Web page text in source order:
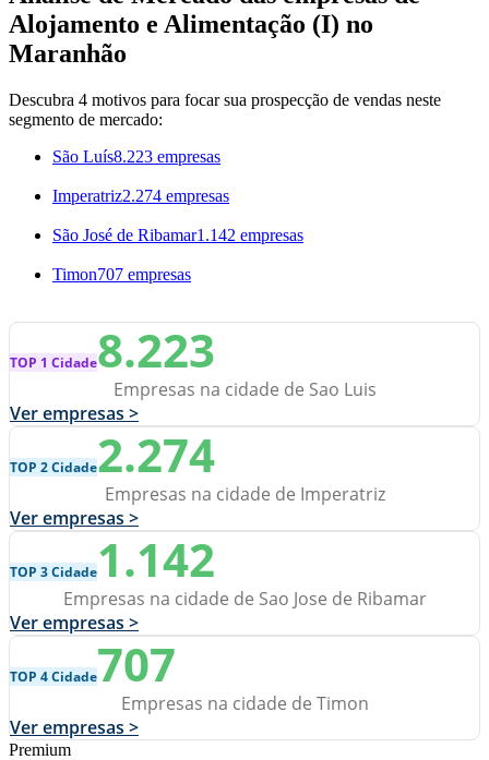
Alojamento e Alimentação (I) no
Maranhão
Descubra 4 motivos para focar sua prospecção de vendas neste
segmento de mercado:
São Luís8.223 empresas
Imperatriz2.274 empresas
São José de Ribamar1.142 empresas
Timon707 empresas
TOP 1 Cidade8.223
Empresas na cidade de Sao Luis
Ver empresas >
TOP 2 Cidade2.274
Empresas na cidade de Imperatriz
Ver empresas >
TOP 3 Cidade1.142
Empresas na cidade de Sao Jose de Ribamar
Ver empresas >
TOP 4 Cidade707
Empresas na cidade de Timon
Ver empresas >
Premium